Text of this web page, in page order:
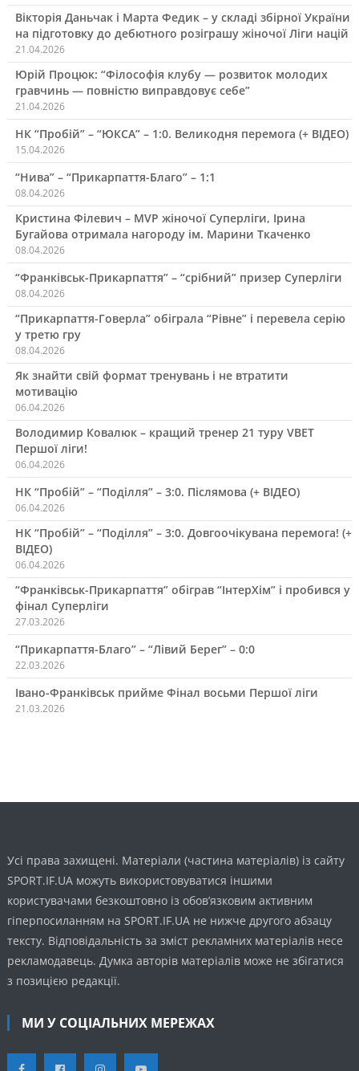
Вікторія Даньчак і Марта Федик – у складі збірної України
на підготовку до дебютного розіграшу жіночої Ліги націй
21.04.2026
Юрій Процюк: “Філософія клубу — розвиток молодих
гравчинь — повністю виправдовує себе”
21.04.2026
НК “Пробій” – “ЮКСА” – 1:0. Великодня перемога (+ ВІДЕО)
15.04.2026
“Нива” – “Прикарпаття-Благо” – 1:1
08.04.2026
Кристина Філевич – MVP жіночої Суперліги, Ірина
Бугайова отримала нагороду ім. Марини Ткаченко
08.04.2026
“Франківськ-Прикарпаття” – “срібний” призер Суперліги
08.04.2026
“Прикарпаття-Говерла” обіграла “Рівне” і перевела серію
у третю гру
08.04.2026
Як знайти свій формат тренувань і не втратити
мотивацію
06.04.2026
Володимир Ковалюк – кращий тренер 21 туру VBET
Першої ліги!
06.04.2026
НК “Пробій” – “Поділля” – 3:0. Післямова (+ ВІДЕО)
06.04.2026
НК “Пробій” – “Поділля” – 3:0. Довгоочікувана перемога! (+
ВІДЕО)
06.04.2026
“Франківськ-Прикарпаття” обіграв “ІнтерХім” і пробився у
фінал Суперліги
27.03.2026
“Прикарпаття-Благо” – “Лівий Берег” – 0:0
22.03.2026
Івано-Франківськ прийме Фінал восьми Першої ліги
21.03.2026
Усі права захищені. Матеріали (частина матеріалів) із сайту
SPORT.IF.UA можуть використовуватися іншими
користувачами безкоштовно із обов’язковим активним
гіперпосиланням на SPORT.IF.UA не нижче другого абзацу
тексту. Відповідальність за зміст рекламних матеріалів несе
рекламодавець. Думка авторів матеріалів може не збігатися
з позицією редакції.
МИ У СОЦІАЛЬНИХ МЕРЕЖАХ